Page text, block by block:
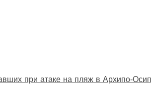
при атаке на пляж в